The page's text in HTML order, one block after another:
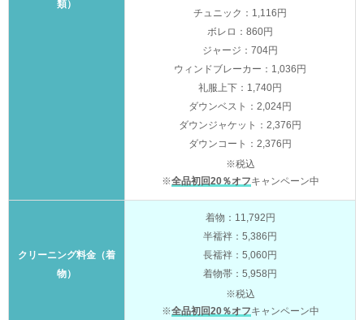
類）
チュニック：1,116円
ボレロ：860円
ジャージ：704円
ウィンドブレーカー：1,036円
礼服上下：1,740円
ダウンベスト：2,024円
ダウンジャケット：2,376円
ダウンコート：2,376円
※税込
※全品初回20％オフキャンペーン中
クリーニング料金（着
物）
着物：11,792円
半襦袢：5,386円
長襦袢：5,060円
着物帯：5,958円
※税込
※全品初回20％オフキャンペーン中